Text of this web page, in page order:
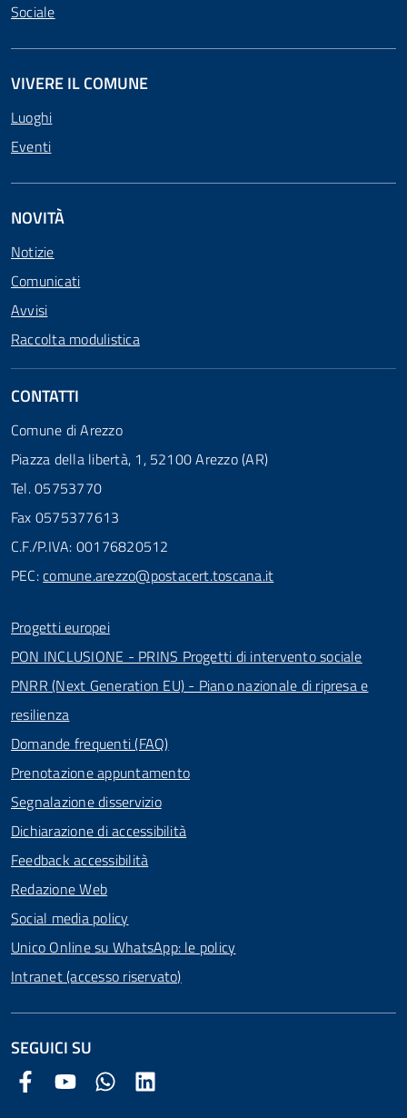
Sociale
VIVERE IL COMUNE
Luoghi
Eventi
NOVITÀ
Notizie
Comunicati
Avvisi
Raccolta modulistica
CONTATTI
Comune di Arezzo
Piazza della libertà, 1, 52100 Arezzo (AR)
Tel. 05753770
Fax 0575377613
C.F./P.IVA: 00176820512
PEC:comune.arezzo@postacert.toscana.it
Progetti europei
PON INCLUSIONE - PRINS Progetti di intervento sociale
PNRR (Next Generation EU) - Piano nazionale di ripresa e
resilienza
Domande frequenti (FAQ)
Prenotazione appuntamento
Segnalazione disservizio
Dichiarazione di accessibilità
Feedback accessibilità
Redazione Web
Social media policy
Unico Online su WhatsApp: le policy
Intranet (accesso riservato)
SEGUICI SU
Facebook Comune di Arezzo
Youtube Comune di Arezzo
Twitter Comune di Arezzo